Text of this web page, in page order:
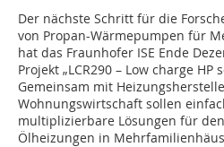
Der nächste Schritt für die
von Propan-Wärmepumpen für
hat das Fraunhofer ISE Ende
Projekt „LCR290 – Low charge HP
Gemeinsam mit
Wohnungswirtschaft sollen
multiplizierbare Lösungen für
Ölheizungen in